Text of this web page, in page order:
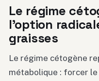
Le régime
l’option
graisses
Le régime cétogène
métabolique : forcer